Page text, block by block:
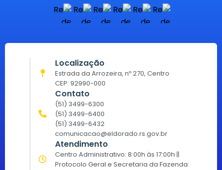
Localização
Estrada da Arrozeira, nº 270, Centro
CEP: 92990-000
Contato
(51) 3499-6300
(51) 3499-6400
(51) 3499-6432
comunicacao@eldorado.rs.gov.br
Atendimento
Centro Administrativo: 8:00h às 17:00h ||
Protocolo Geral e Secretaria da Fazenda: